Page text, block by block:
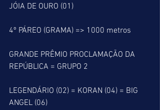
JÓIA DE OURO (01)
4º PÁREO (GRAMA) => 1000 metros
GRANDE PRÊMIO PROCLAMAÇÃO DA
REPÚBLICA = GRUPO 2
LEGENDÁRIO (02) = KORAN (04) = BIG
ANGEL (06)